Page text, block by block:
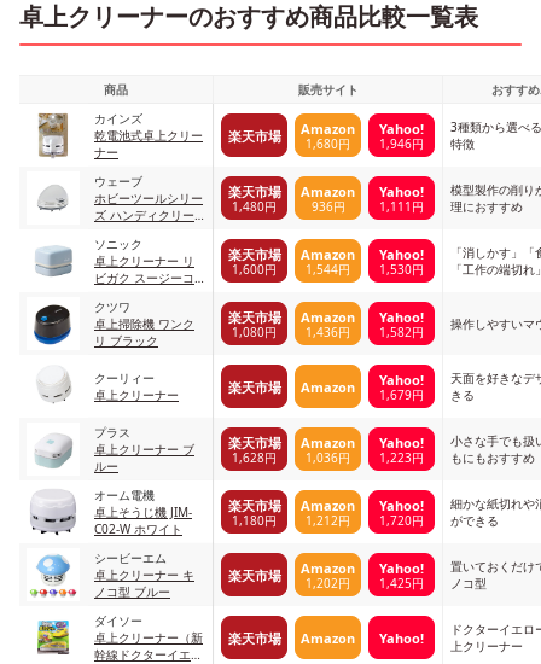
卓上クリーナーのおすすめ商品比較一覧表
商品 販売サイト
おすす
カインズ
乾電池式卓上クリー
ナー
楽天市場 Amazon
1,680円
Yahoo!
1,946円
3種類から選べ
特徴
ウェーブ
ホビーツールシリー
ズ ハンディクリー
楽天市場
1,480円
Amazon
936円
Yahoo!
1,111円
模型製作の削り
理におすすめ
ソニック
卓上クリーナー リ
ビガク スージーコ
ルー
楽天市場
1,600円
Amazon
1,544円
Yahoo!
1,530円
「消しかす」
「工作の端切
クツワ
卓上掃除機 ワンク
リ ブラック
楽天市場
1,080円
Amazon
1,436円
Yahoo!
1,582円 操作しやすいマ
クーリィー
卓上クリーナー
楽天市場 Amazon Yahoo!
1,679円
天面を好きなデ
きる
プラス
卓上クリーナー ブ
ルー
楽天市場
1,628円
Amazon
1,036円
Yahoo!
1,223円
小さな手でも扱
もにもおすすめ
オーム電機
卓上そうじ機 JIM-
C02-W ホワイト
楽天市場
1,180円
Amazon
1,212円
Yahoo!
1,720円
細かな紙切れや
ができる
シービーエム
卓上クリーナー キ
ノコ型 ブルー
楽天市場 Amazon
1,202円
Yahoo!
1,425円
置いておくだけ
ノコ型
ダイソー
卓上クリーナー（新
幹線ドクターイエロ
楽天市場 Amazon Yahoo!
ドクターイエ
上クリーナー